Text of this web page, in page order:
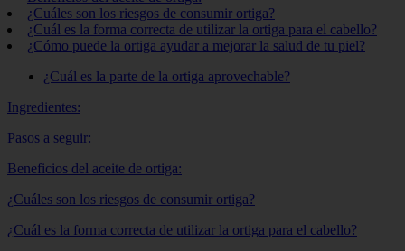
¿Cuáles son los riesgos de consumir ortiga?
¿Cuál es la forma correcta de utilizar la ortiga para el cabello?
¿Cómo puede la ortiga ayudar a mejorar la salud de tu piel?
¿Cuál es la parte de la ortiga aprovechable?
Ingredientes:
Pasos a seguir:
Beneficios del aceite de ortiga:
¿Cuáles son los riesgos de consumir ortiga?
¿Cuál es la forma correcta de utilizar la ortiga para el cabello?